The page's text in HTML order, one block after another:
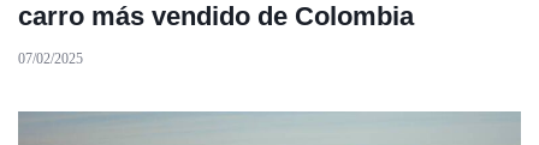
carro más vendido de Colombia
07/02/2025